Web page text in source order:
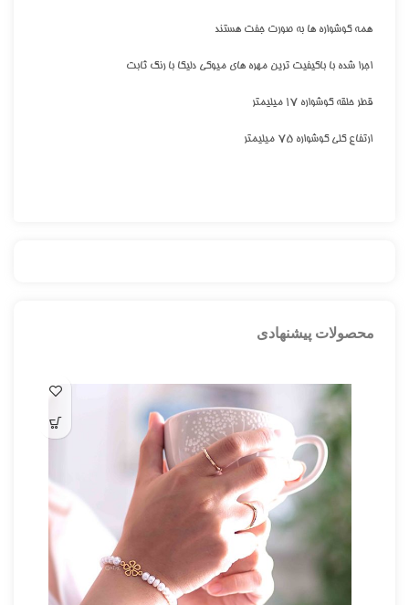
همه گوشواره ها به صورت جفت هستند
اجرا شده با باکیفیت ترین مهره های میوکی دلیکا با رنگ ثابت
قطر حلقه گوشواره ۱۷ میلیمتر
ارتفاع کلی گوشواره ۷۵ میلیمتر
محصولات پیشنهادی